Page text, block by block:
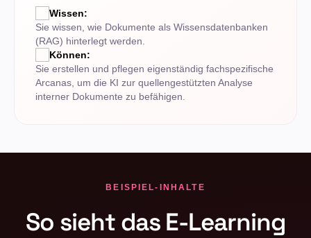
Wissen:
Sie wissen, wie Dokumente als Wissensdatenbanken
(RAG) hinterlegt werden.
Können:
Sie erstellen und pflegen eigenständig fachspezifische
Arcanas, um die KI zur quellengestützten Analyse
interner Dokumente zu befähigen.
BEISPIEL-INHALTE
So sieht das E-Learning